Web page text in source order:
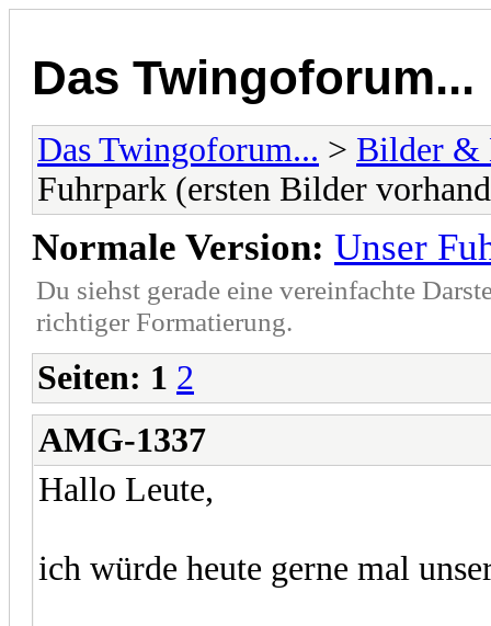
Das Twingoforum...
Das Twingoforum... > Bilder &
Fuhrpark (ersten Bilder
Normale Version: Unser
Du siehst gerade eine vereinfachte
richtiger Formatierung.
Seiten: 1 2
AMG-1337
Hallo Leute,
ich würde heute gerne mal